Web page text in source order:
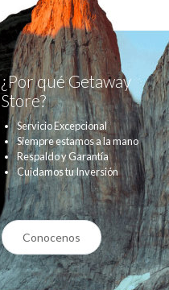
¿Por qué Getaway
Store?
Servicio Excepcional
Siempre estamos a la mano
Respaldo y Garantía
Cuidamos tu Inversión
Conocenos